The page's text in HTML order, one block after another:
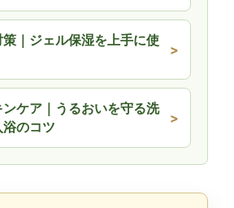
｜ジェル保湿を上手に使
ケア｜うるおいを守る洗
のコツ